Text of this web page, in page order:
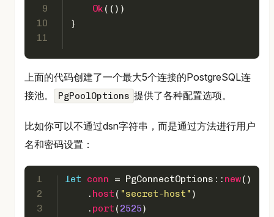
9
10
11
Ok (())
}
上面的代码创建了一个最大5个连接的PostgreSQL连
接池。
PgPoolOptions 提供了各种配置选项。
比如你可以不通过dsn字符串，而是通过方法进行用户
名和密码设置：
1
2
3
let conn = PgConnectOptions:: new()
    .
host ( "secret-host" )
    .
port (2525)